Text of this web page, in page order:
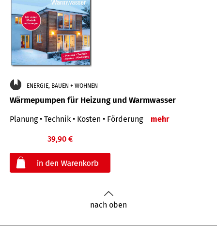
ENERGIE, BAUEN + WOHNEN
Wärmepumpen für Heizung und Warmwasser
Planung • Technik • Kosten • Förderung mehr
39,90 €
nach oben